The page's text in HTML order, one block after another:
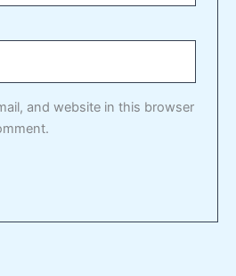
and website in this browser